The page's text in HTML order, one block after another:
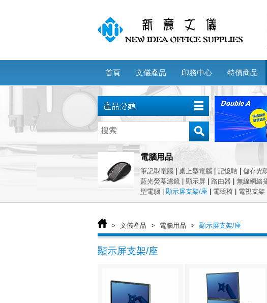
首頁 文儀產品 印務中心 特價商品
電腦用品
筆記型電腦 桌上型電腦 記憶咭 儲存光
藍光熒幕濾鏡
顯示屏 路由器 無線網絡
型電腦
顯示屏支架/座 電競椅 電視支架
> 文儀產品 > 電腦用品 > 顯示屏支架/座
顯示屏支架/座